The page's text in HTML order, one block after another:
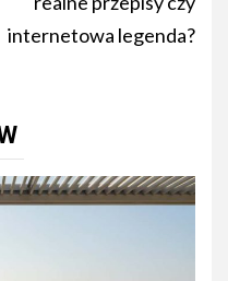
internetowa legenda?